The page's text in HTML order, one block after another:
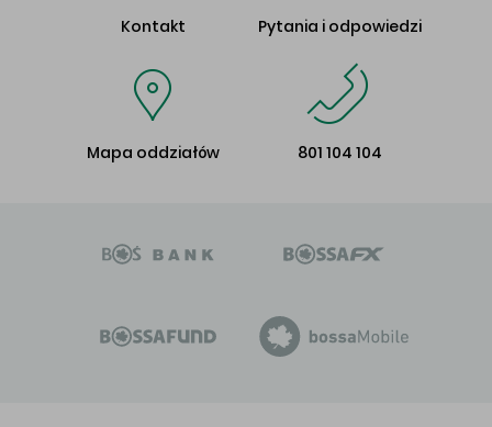
Kontakt Pytania i odpowiedzi
Mapa oddziałów 801 104 104